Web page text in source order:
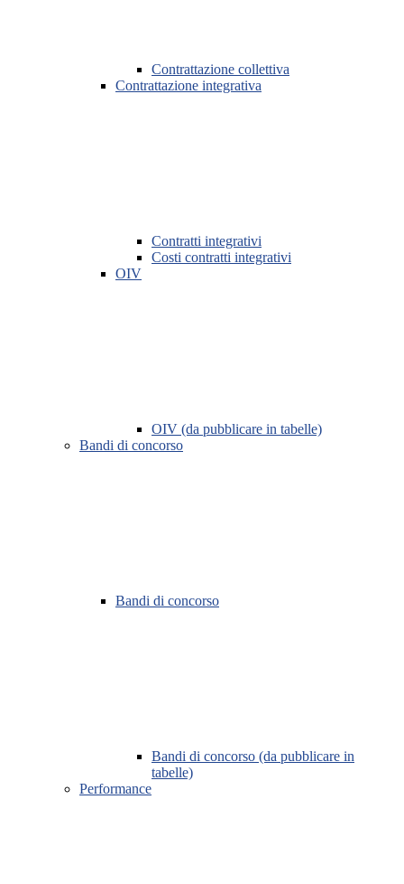
Contrattazione collettiva
Contrattazione integrativa
Contratti integrativi
Costi contratti integrativi
OIV
OIV (da pubblicare in tabelle)
Bandi di concorso
Bandi di concorso
Bandi di concorso (da pubblicare in
tabelle)
Performance